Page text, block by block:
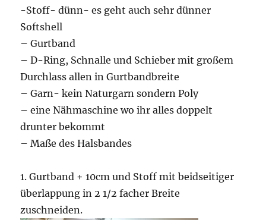
-Stoff- dünn- es geht auch sehr dünner
Softshell
– Gurtband
– D-Ring, Schnalle und Schieber mit großem
Durchlass allen in Gurtbandbreite
– Garn- kein Naturgarn sondern Poly
– eine Nähmaschine wo ihr alles doppelt
drunter bekommt
– Maße des Halsbandes
1. Gurtband + 10cm und Stoff mit beidseitiger
überlappung in 2 1/2 facher Breite
zuschneiden.